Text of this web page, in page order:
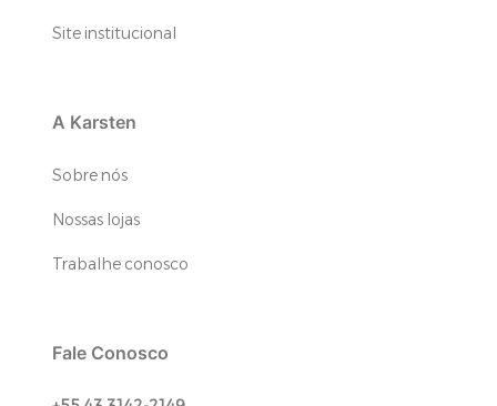
Site institucional
A Karsten
Sobre nós
Nossas lojas
Trabalhe conosco
Fale Conosco